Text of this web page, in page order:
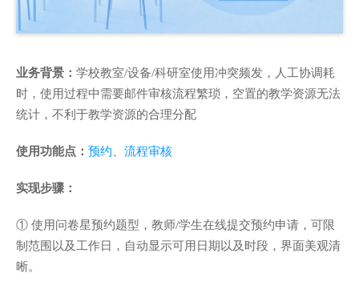
业务背景： 学校教室/设备/科研室使用冲突频发，人工协调耗
时，使用过程中需要邮件审核流程繁琐，空置的教学资源无法
统计，不利于教学资源的合理分配
使用功能点： 预约 流程审核
实现步骤：
① 使用问卷星预约题型，教师/学生在线提交预约申请，可限
制范围以及工作日，自动显示可用日期以及时段，界面美观清
晰。